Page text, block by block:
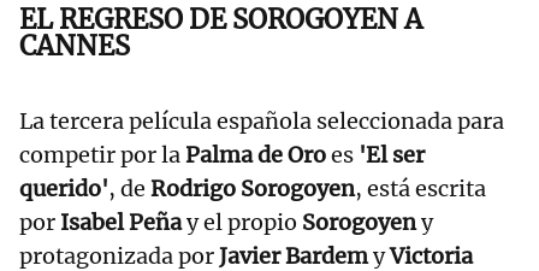
EL REGRESO DE SOROGOYEN A
CANNES
La tercera película española seleccionada para
competir por laPalma de Oroes 'El ser
querido', de Rodrigo Sorogoyen, está escrita
por Isabel Peñay el propio Sorogoyeny
protagonizada porJavier BardemyVictoria